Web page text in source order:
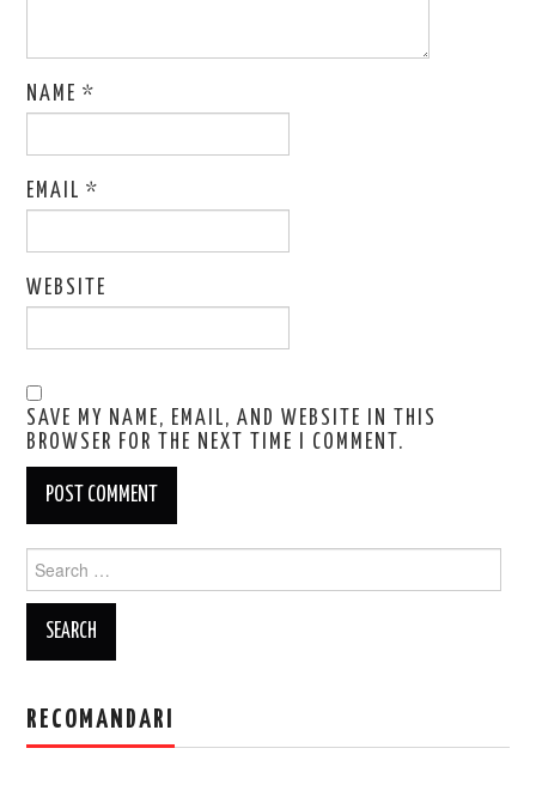
NAME*
EMAIL*
WEBSITE
SAVE MY NAME, EMAIL, AND WEBSITE IN THIS
BROWSER FOR THE NEXT TIME I COMMENT.
for:
RECOMANDARI